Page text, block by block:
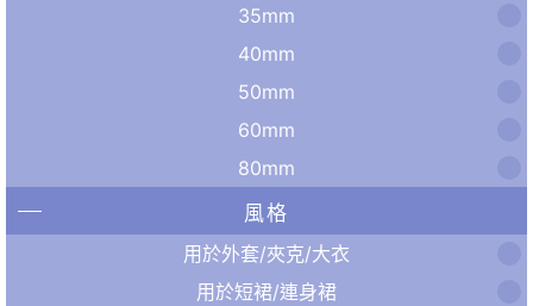
35mm
40mm
50mm
60mm
80mm
風格
用於外套/夾克/大衣
用於短裙/連身裙